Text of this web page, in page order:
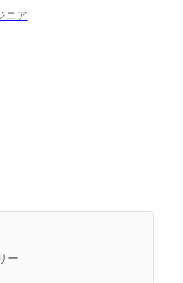
ニア
ってみた（第1回）
ー